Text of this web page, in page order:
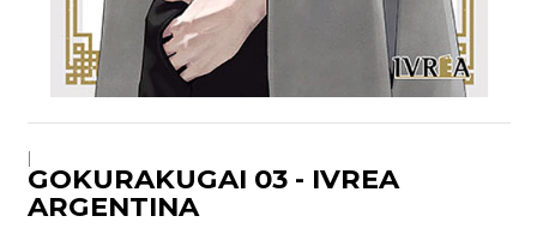
|
GOKURAKUGAI 03 - IVREA
ARGENTINA